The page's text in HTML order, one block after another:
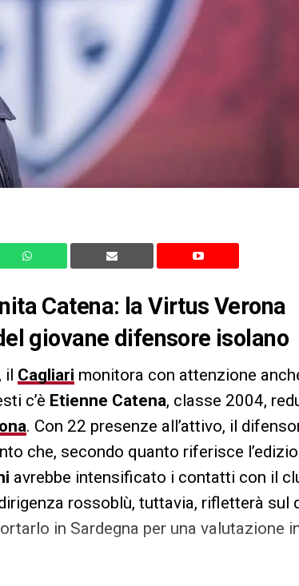
Catena: la Virtus Verona
giovane difensore isolano
Cagliari monitora con attenzione
c’è Etienne Catena, classe 2004,
. Con 22 presenze all’attivo, il
che, secondo quanto riferisce
avrebbe intensificato i contatti con il
rossoblù, tuttavia, rifletterà sul
in Sardegna per una valutazione